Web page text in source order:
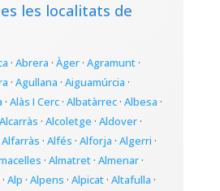
les localitats de
· Abrera · Àger· Agramunt·
· Agullana · Aiguamúrcia ·
· Alàs I Cerc· Albatàrrec· Albesa ·
Alcarràs · Alcoletge · Aldover·
Alfarràs · Alfés · Alforja · Algerri ·
· Almatret· Almenar·
· Alp · Alpens · Alpicat· Altafulla ·